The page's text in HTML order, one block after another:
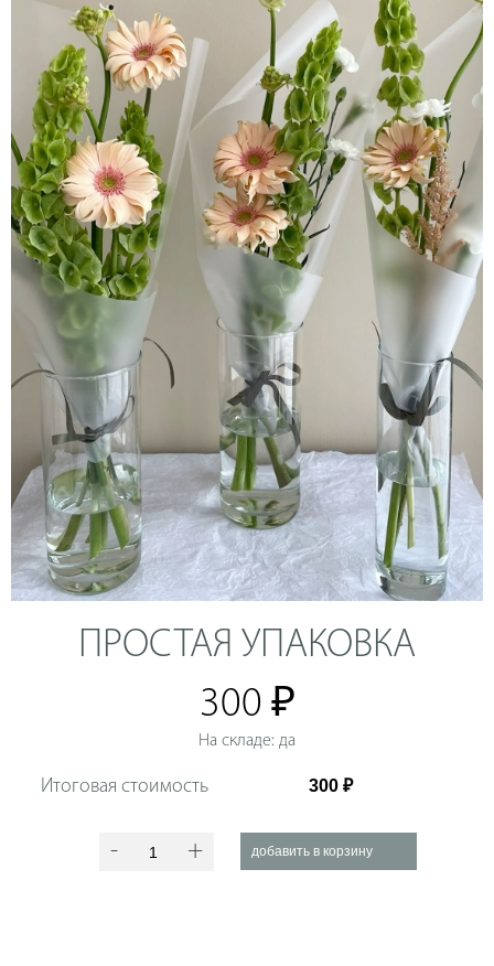
ПРОСТАЯ УПАКОВКА
300 ₽
На складе: да
Итоговая стоимость
- +